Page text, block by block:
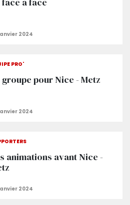
PRO'
groupe pour Nice - Metz
animations avant Nice -